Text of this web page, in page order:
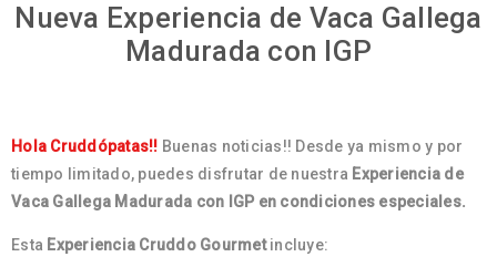
Nueva Experiencia de Vaca Gallega
Madurada con IGP
Hola Cruddópatas!! Buenas noticias!! Desde ya mismo y por
tiempo limitado, puedes disfrutar de nuestra Experiencia de
Vaca Gallega Madurada con IGP en condiciones especiales.
Esta Experiencia Cruddo Gourmetincluye: